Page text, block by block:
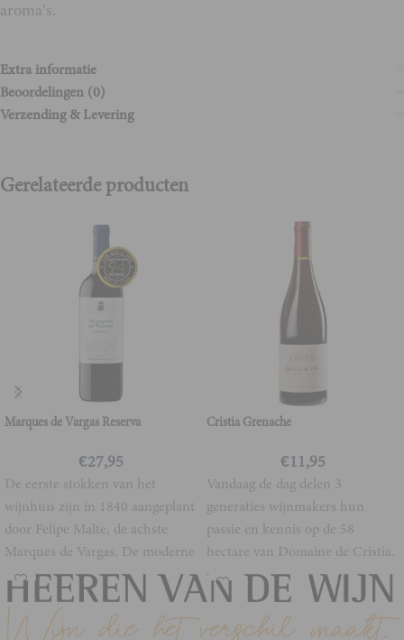
aroma’s.
Extra informatie
Beoordelingen (0)
Verzending & Levering
Gerelateerde producten
Marques de Vargas Reserva
€27,95
De eerste stokken van het
wijnhuis zijn in 1840 aangeplant
door Felipe Malte, de achste
Marques de Vargas. De moderne
Cristia Grenache
€11,95
Vandaag de dag delen 3
generaties wijnmakers hun
passie en kennis op de 58
hectare van Domaine de Cristia.
Waar